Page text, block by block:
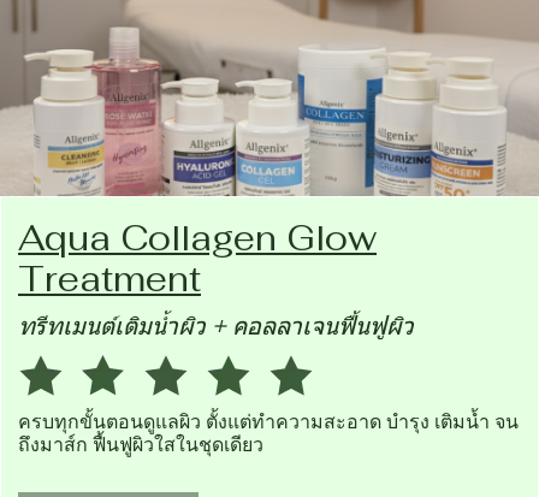
Aqua Collagen Glow
Treatment
ทรีทเมนต์เติมน้ำผิว + คอลลาเจนฟื้นฟูผิว
ครบทุกขั้นตอนดูแลผิว ตั้งแต่ทำความสะอาด บำรุง เติมน้ำ จน
ถึงมาส์ก ฟื้นฟูผิวใสในชุดเดียว